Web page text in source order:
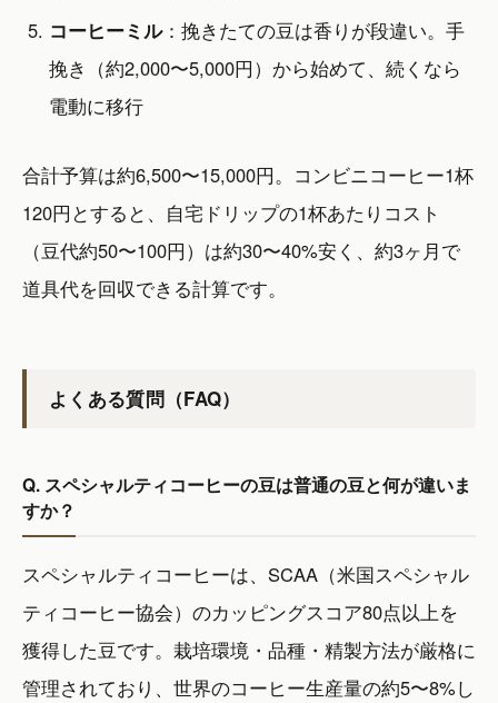
コーヒーミル：挽きたての豆は香りが段違い。手
挽き（約2,000〜5,000円）から始めて、続くなら
電動に移行
合計予算は約6,500〜15,000円。コンビニコーヒー1杯
120円とすると、自宅ドリップの1杯あたりコスト
（豆代約50〜100円）は約30〜40%安く、約3ヶ月で
道具代を回収できる計算です。
よくある質問（FAQ）
Q. スペシャルティコーヒーの豆は普通の豆と何が違いま
すか？
スペシャルティコーヒーは、SCAA（米国スペシャル
ティコーヒー協会）のカッピングスコア80点以上を
獲得した豆です。栽培環境・品種・精製方法が厳格に
管理されており、世界のコーヒー生産量の約5〜8%し